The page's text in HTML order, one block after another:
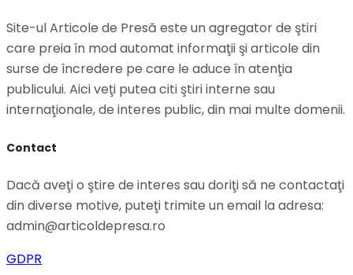
Site-ul Articole de Presă este un agregator de ştiri
care preia în mod automat informaţii şi articole din
surse de încredere pe care le aduce în atenţia
publicului. Aici veţi putea citi ştiri interne sau
internaţionale, de interes public, din mai multe domenii.
Contact
Dacă aveţi o ştire de interes sau doriţi să ne contactaţi
din diverse motive, puteţi trimite un email la adresa:
admin@articoldepresa.ro
GDPR